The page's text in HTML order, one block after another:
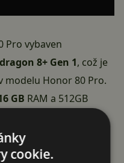
Pro vybaven
8+ Gen 1, což je
modelu Honor 80 Pro.
GB RAM a 512GB
stará baterie s
také
. Zařízení po vybalení
cookie.